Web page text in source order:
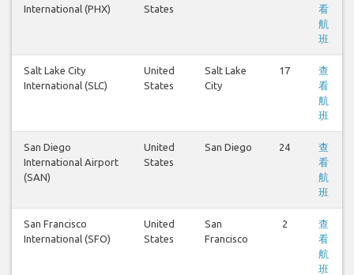
International (PHX)
States
看
航
班
Salt Lake City
International (SLC)
United
States
Salt Lake
City
17
查
看
航
班
San Diego
International Airport
(SAN)
United
States
San Diego 24
查
看
航
班
San Francisco
International (SFO)
United
States
San
Francisco
2
查
看
航
班